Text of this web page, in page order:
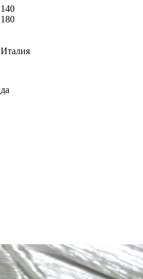
140
180
Италия
да